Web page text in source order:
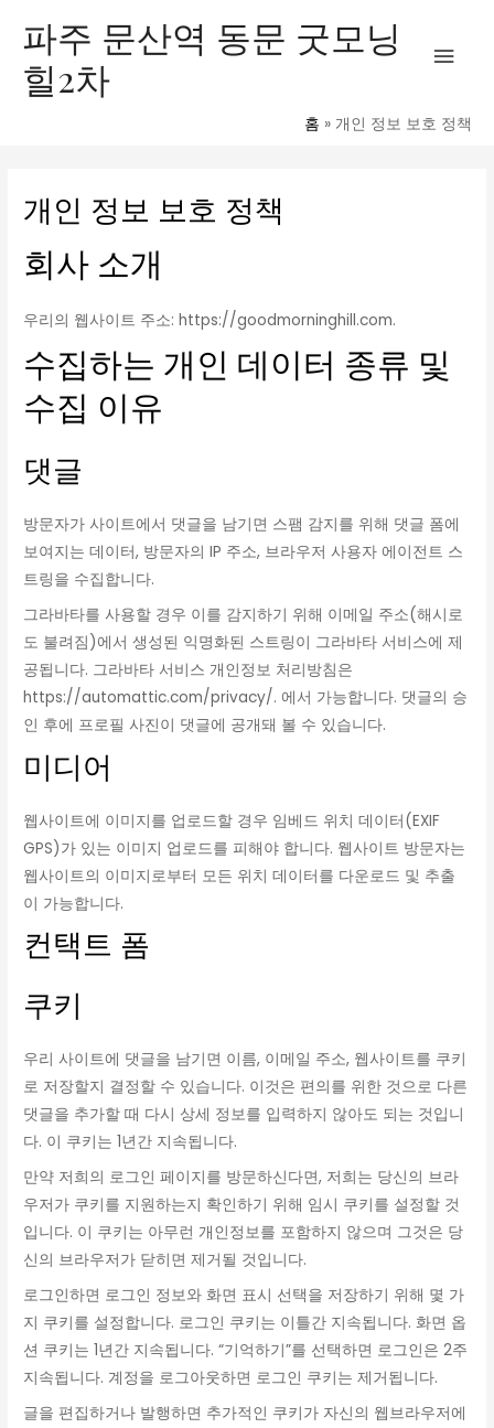
파주 문산역 동문 굿모닝
힐2차
인
메
홈 개인 정보 보호 정책
개인 정보 보호 정책
회사 소개
우리의 웹사이트 주소: https://goodmorninghill.com.
수집하는 개인 데이터 종류 및
수집 이유
댓글
방문자가 사이트에서 댓글을 남기면 스팸 감지를 위해 댓글 폼에
보여지는 데이터, 방문자의 IP 주소, 브라우저 사용자 에이전트 스
트링을 수집합니다.
그라바타를 사용할 경우 이를 감지하기 위해 이메일 주소(해시로
도 불려짐)에서 생성된 익명화된 스트링이 그라바타 서비스에 제
공됩니다. 그라바타 서비스 개인정보 처리방침은
https://automattic.com/privacy/. 에서 가능합니다. 댓글의 승
인 후에 프로필 사진이 댓글에 공개돼 볼 수 있습니다.
미디어
웹사이트에 이미지를 업로드할 경우 임베드 위치 데이터(EXIF
GPS)가 있는 이미지 업로드를 피해야 합니다. 웹사이트 방문자는
웹사이트의 이미지로부터 모든 위치 데이터를 다운로드 및 추출
이 가능합니다.
컨택트 폼
쿠키
우리 사이트에 댓글을 남기면 이름, 이메일 주소, 웹사이트를 쿠키
로 저장할지 결정할 수 있습니다. 이것은 편의를 위한 것으로 다른
댓글을 추가할 때 다시 상세 정보를 입력하지 않아도 되는 것입니
다. 이 쿠키는 1년간 지속됩니다.
만약 저희의 로그인 페이지를 방문하신다면, 저희는 당신의 브라
우저가 쿠키를 지원하는지 확인하기 위해 임시 쿠키를 설정할 것
입니다. 이 쿠키는 아무런 개인정보를 포함하지 않으며 그것은 당
신의 브라우저가 닫히면 제거될 것입니다.
로그인하면 로그인 정보와 화면 표시 선택을 저장하기 위해 몇 가
지 쿠키를 설정합니다. 로그인 쿠키는 이틀간 지속됩니다. 화면 옵
션 쿠키는 1년간 지속됩니다. “기억하기”를 선택하면 로그인은 2주
지속됩니다. 계정을 로그아웃하면 로그인 쿠키는 제거됩니다.
글을 편집하거나 발행하면 추가적인 쿠키가 자신의 웹브라우저에